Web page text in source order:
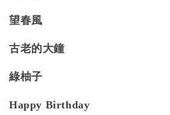
望春風
古老的大鐘
綠柚子
Happy Birthday